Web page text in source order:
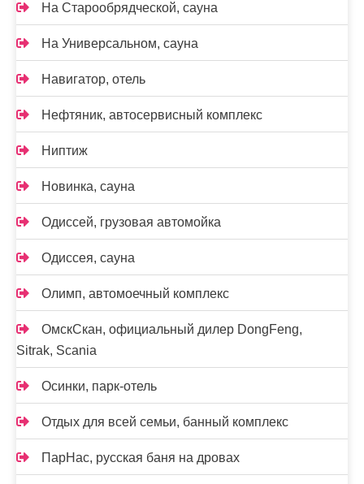
На Старообрядческой, сауна
На Универсальном, сауна
Навигатор, отель
Нефтяник, автосервисный комплекс
Ниптиж
Новинка, сауна
Одиссей, грузовая автомойка
Одиссея, сауна
Олимп, автомоечный комплекс
ОмскСкан, официальный дилер DongFeng,
Sitrak, Scania
Осинки, парк-отель
Отдых для всей семьи, банный комплекс
ПарНас, русская баня на дровах